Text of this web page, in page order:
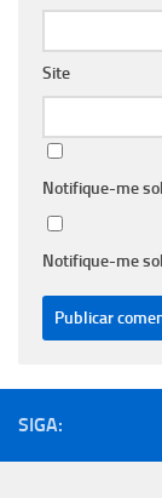
Site
Notifique-me
Notifique-me
SIGA: